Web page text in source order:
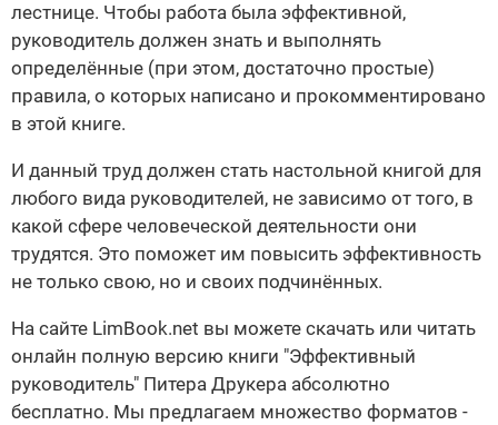
лестнице. Чтобы работа была эффективной,
руководитель должен знать и выполнять
определённые (при этом, достаточно простые)
правила, о которых написано и прокомментировано
в этой книге.
И данный труд должен стать настольной книгой для
любого вида руководителей, не зависимо от того, в
какой сфере человеческой деятельности они
трудятся. Это поможет им повысить эффективность
не только свою, но и своих подчинённых.
На сайте LimBook.net вы можете скачать или читать
онлайн полную версию книги "Эффективный
руководитель" Питера Друкера абсолютно
бесплатно. Мы предлагаем множество форматов -